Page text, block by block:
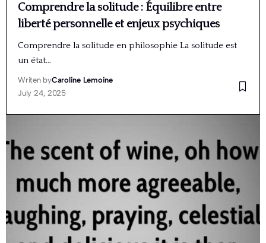
Comprendre la solitude : Équilibre entre
liberté personnelle et enjeux psychiques
Comprendre la solitude en philosophie La solitude est
un état…
Writen byCaroline Lemoine
July 24, 2025